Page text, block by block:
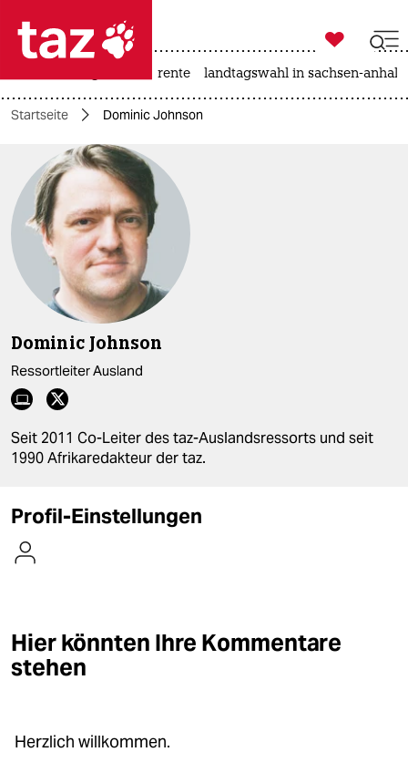
 taz zahl ich
taz zahl ich
themen
politik
öko
gesellschaft
kultur
sport
berlin
nord
verlag
verlag
shop
fragen & hilfe
abo

taz zahl ich
rente landtagswahl in sachsen-anhalt
Startseite Dominic Johnson
Dominic Johnson
Ressortleiter Ausland
Seit 2011 Co-Leiter des taz-Auslandsressorts und seit
1990 Afrikaredakteur der taz.
Profil-Einstellungen
Hier könnten Ihre Kommentare
stehen
Herzlich willkommen.